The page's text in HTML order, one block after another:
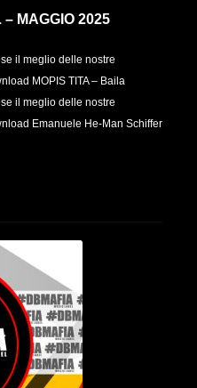
MAGGIO 2025
il meglio delle nostre
MOPIS TITA – Baila
il meglio delle nostre
Emanuele He-Man Schiffer